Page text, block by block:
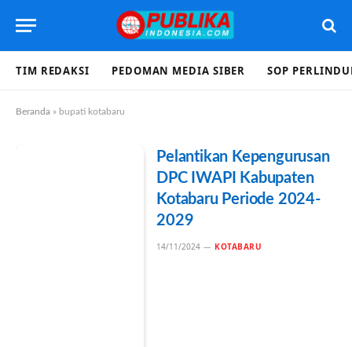
TIM REDAKSI PEDOMAN MEDIA SIBER SOP
Beranda » bupati kotabaru
Pelantikan Kepengurusan
DPC IWAPI Kabupaten
Kotabaru Periode 2024-
2029
14/11/2024 KOTABARU